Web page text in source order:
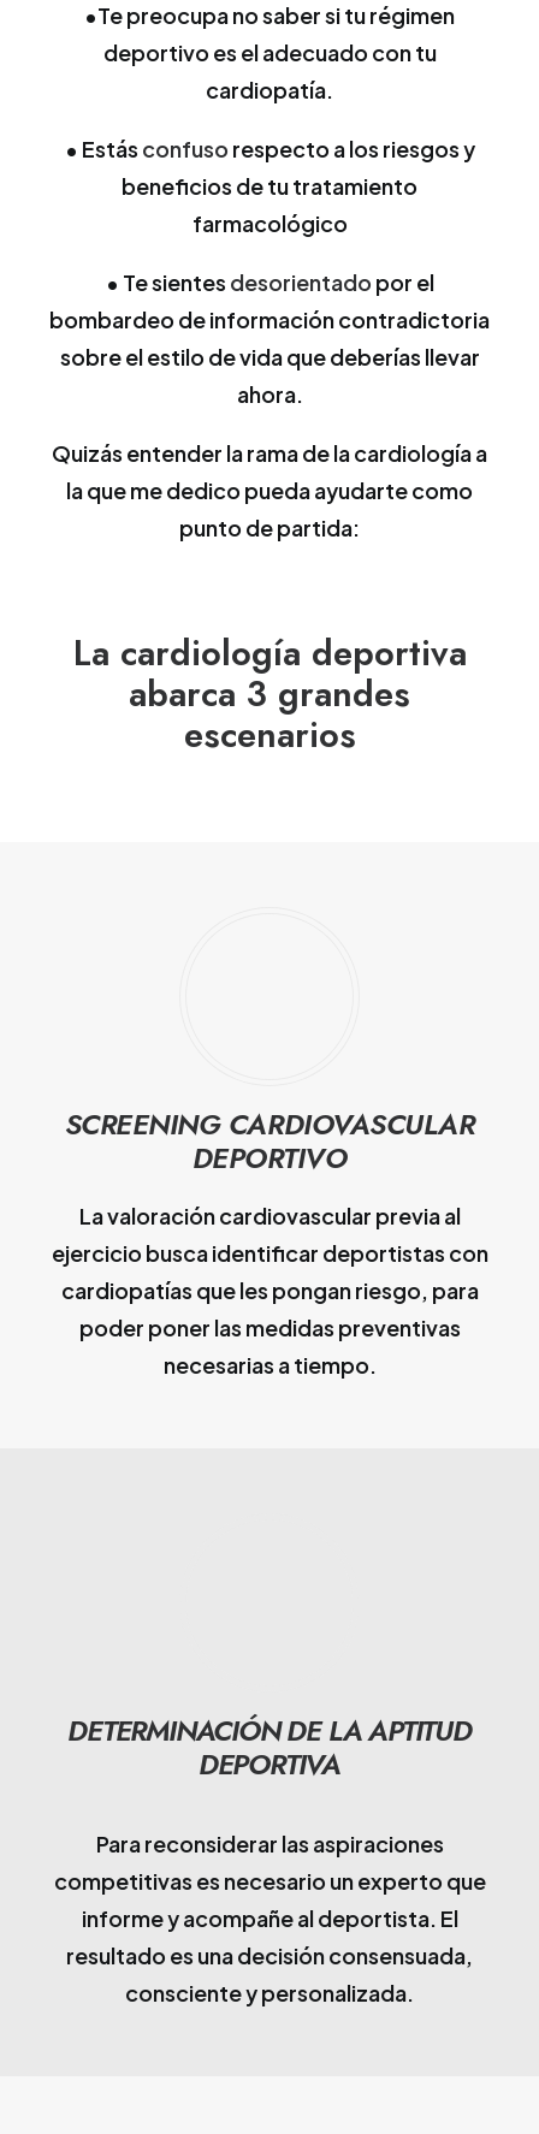
•Te preocupa no saber si tu régimen
deportivo es el adecuado con tu
cardiopatía.
• Estás confuso respecto a los riesgos y
beneficios de tu tratamiento
farmacológico
• Te sientes desorientado por el
bombardeo de información contradictoria
sobre el estilo de vida que deberías llevar
ahora.
Quizás entender la rama de la cardiología a
la que me dedico pueda ayudarte como
punto de partida:
La cardiología deportiva
abarca 3 grandes
escenarios
SCREENING CARDIOVASCULAR
DEPORTIVO
La valoración cardiovascular previa al
ejercicio busca identificar deportistas con
cardiopatías que les pongan riesgo, para
poder poner las medidas preventivas
necesarias a tiempo.
DETERMINACIÓN DE LA APTITUD
DEPORTIVA
Para reconsiderar las aspiraciones
competitivas es necesario un experto que
informe y acompañe al deportista. El
resultado es una decisión consensuada,
consciente y personalizada.